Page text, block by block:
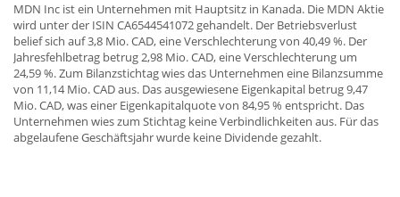
MDN Inc ist ein Unternehmen mit Hauptsitz in Kanada. Die MDN Aktie
wird unter der ISIN CA6544541072 gehandelt. Der Betriebsverlust
belief sich auf 3,8 Mio. CAD, eine Verschlechterung von 40,49 %. Der
Jahresfehlbetrag betrug 2,98 Mio. CAD, eine Verschlechterung um
24,59 %. Zum Bilanzstichtag wies das Unternehmen eine Bilanzsumme
von 11,14 Mio. CAD aus. Das ausgewiesene Eigenkapital betrug 9,47
Mio. CAD, was einer Eigenkapitalquote von 84,95 % entspricht. Das
Unternehmen wies zum Stichtag keine Verbindlichkeiten aus. Für das
abgelaufene Geschäftsjahr wurde keine Dividende gezahlt.